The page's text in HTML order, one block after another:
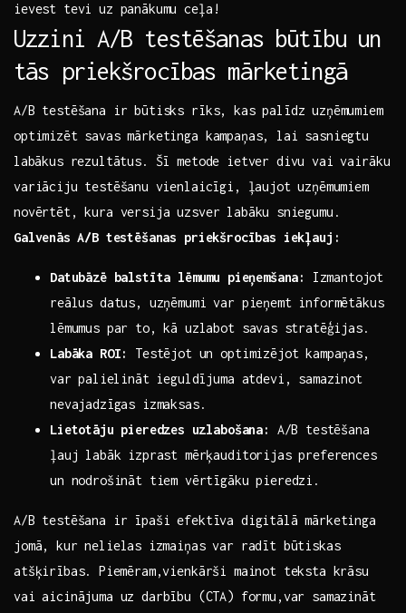
ievest ‌tevi uz panākumu ceļa!
Uzzini A/B testēšanas ⁤būtību ⁢un​
tās priekšrocības mārketingā
A/B testēšana ir būtisks rīks, kas palīdz uzņēmumiem
optimizēt savas mārketinga ‍kampaņas, lai sasniegtu
⁤labākus rezultātus.‌ Šī metode ietver divu vai vairāku⁤
variāciju testēšanu ⁢vienlaicīgi, ļaujot uzņēmumiem
novērtēt, kura versija uzsver labāku ⁢sniegumu.‍
Galvenās ⁢A/B testēšanas priekšrocības iekļauj:
Datubāzē balstīta lēmumu ⁢pieņemšana:
⁤Izmantojot
reālus​ datus, uzņēmumi var pieņemt informētākus
lēmumus par to, kā uzlabot savas ⁤stratēģijas.
Labāka ROI:
Testējot ​un optimizējot kampaņas,
var ⁣palielināt‍ ieguldījuma atdevi,​ samazinot⁤
nevajadzīgas izmaksas.
Lietotāju pieredzes⁢ uzlabošana:
A/B testēšana
ļauj‍ labāk izprast ​mērķauditorijas preferences
un nodrošināt tiem​ vērtīgāku pieredzi.
A/B testēšana ir īpaši efektīva digitālā mārketinga
jomā, kur nelielas ⁢izmaiņas var radīt būtiskas
‍atšķirības.⁣ Piemēram,vienkārši mainot teksta krāsu
vai aicinājuma uz darbību⁢ (CTA) formu,var‌ samazināt